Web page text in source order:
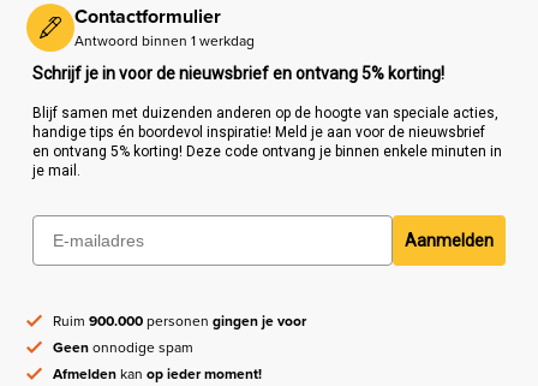
Contactformulier
Antwoord binnen 1 werkdag
Schrijf je in voor de nieuwsbrief en ontvang 5% korting!
Blijf samen met duizenden anderen op de hoogte van speciale acties,
handige tips én boordevol inspiratie! Meld je aan voor de nieuwsbrief
en ontvang 5% korting! Deze code ontvang je binnen enkele minuten in
je mail.
Aanmelden
Ruim900.000personengingen je voor
Geenonnodige spam
Afmeldenkanop ieder moment!